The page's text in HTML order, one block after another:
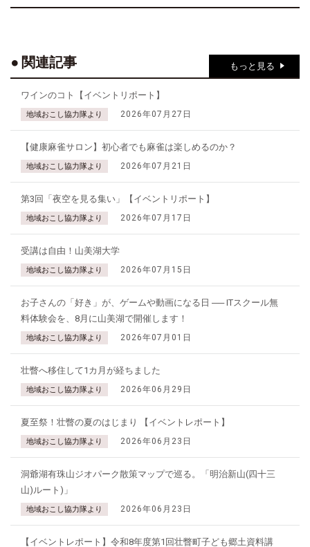
関連記事 もっと見る
ワインのコト【イベントリポート】
地域おこし協力隊より 2026年07月27日
【健康麻雀サロン】初心者でも麻雀は楽しめるのか？
地域おこし協力隊より 2026年07月21日
第3回「夜空を見る集い」【イベントリポート】
地域おこし協力隊より 2026年07月17日
受講は自由！山美湖大学
地域おこし協力隊より 2026年07月15日
お子さんの「好き」が、ゲームや動画になる日 ── ITスクール無
料体験会を、8月に山美湖で開催します！
地域おこし協力隊より 2026年07月01日
壮瞥へ移住して1カ月が経ちました
地域おこし協力隊より 2026年06月29日
夏至祭！壮瞥の夏のはじまり 【イベントレポート】
地域おこし協力隊より 2026年06月23日
洞爺湖有珠山ジオパーク散策マップで巡る。「明治新山(四十三
山)ルート)」
地域おこし協力隊より 2026年06月23日
【イベントレポート】令和8年度第1回壮瞥町子ども郷土資料講